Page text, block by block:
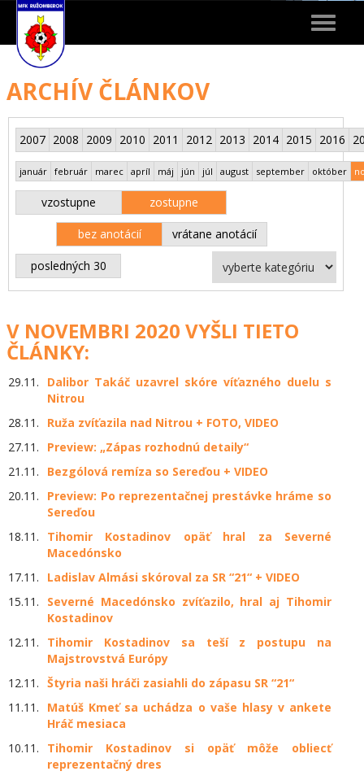
Toggle
ARCHÍV ČLÁNKOV
2007 2008 2009 2010 2011 2012 2013 2014 2015 2016
január február marec apríl máj jún júl august september október
vzostupne zostupne
bez anotácií vrátane anotácií
posledných 30
V NOVEMBRI 2020 VYŠLI TIETO
ČLÁNKY:
29.11.
Dalibor Takáč uzavrel skóre víťazného duelu s
Nitrou
28.11.
Ruža zvíťazila nad Nitrou + FOTO, VIDEO
27.11.
Preview: „Zápas rozhodnú detaily“
21.11.
Bezgólová remíza so Sereďou + VIDEO
20.11.
Preview: Po reprezentačnej prestávke hráme so
Sereďou
18.11.
Tihomir Kostadinov opäť hral za Severné
Macedónsko
17.11.
Ladislav Almási skóroval za SR “21“ + VIDEO
15.11.
Severné Macedónsko zvíťazilo, hral aj Tihomir
Kostadinov
12.11.
Tihomir Kostadinov sa teší z postupu na
Majstrovstvá Európy
12.11. Štyria naši hráči zasiahli do zápasu SR “21“
11.11.
Matúš Kmeť sa uchádza o vaše hlasy v ankete
Hráč mesiaca
10.11.
Tihomir Kostadinov si opäť môže obliecť
reprezentačný dres